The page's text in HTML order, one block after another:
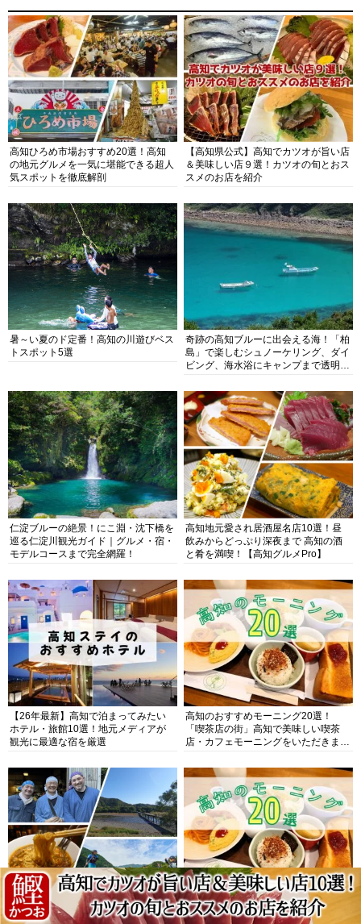
高知ひろめ市場おすすめ20選！高知
の地元グルメを一気に堪能できる超人
気スポットを徹底解剖
【高知県公式】高知でカツオが旨い店
＆美味しい店９選！カツオの旬とおス
スメのお店を紹介
暑～い夏のド定番！高知の川遊びベス
トスポット5選
奇跡の高知ブルーに出会える海！「柏
島」で楽しむシュノーケリング、ダイ
ビング、海水浴にキャンプまで透明度
仁淀ブルーの絶景！にこ淵・沈下橋を
巡る仁淀川観光ガイド｜グルメ・宿・
モデルコースまで完全網羅！
高知地元愛され居酒屋名店10選！昼
飲みからどっぷり深夜まで 高知の酒
と肴を満喫！【高知グルメPro】
【26年最新】高知で泊まってみたい
ホテル・旅館10選！地元メディアが
観光に最適な宿を厳選
高知のおすすめモーニング20選！
「喫茶店の街」高知で美味しい喫茶
店・カフェモーニングをいただきま
【高知四万十川観光10選】日本最後
の清流を遊び尽くす！四万十川の絶
高知のおすすめモーニング20選！
「喫茶店の街」高知で美味しい喫茶